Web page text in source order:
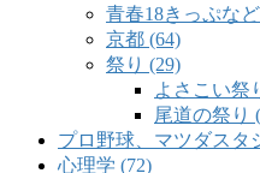
青春18きっぷな
京都 (64)
祭り (29)
よさこい祭
尾道の祭り
プロ野球、マツダスタ
心理学 (72)